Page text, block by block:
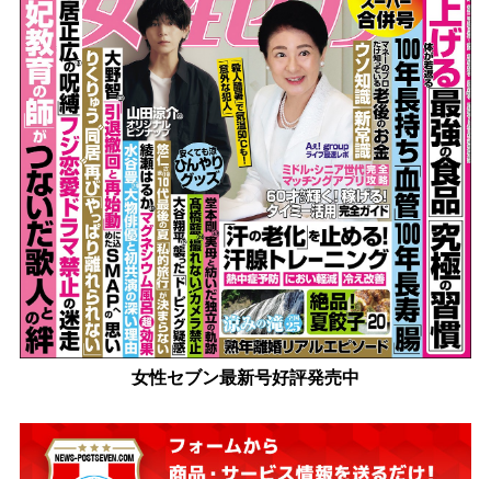
女性セブン最新号好評発売中